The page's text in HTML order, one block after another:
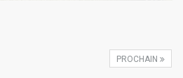
PROCHAIN